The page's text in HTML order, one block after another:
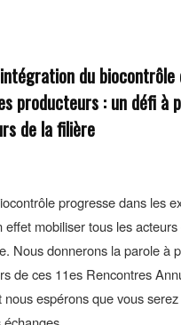
du biocontrôle
producteurs : un défi à
de la filière
progresse dans les
effet mobiliser tous les
Nous donnerons la parole à
de ces 11es Rencontres
nous espérons que vous